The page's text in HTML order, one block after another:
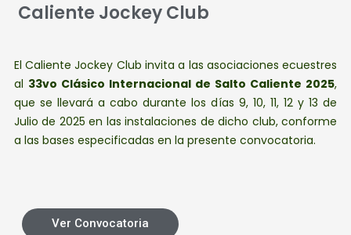
Caliente Jockey Club
El Caliente Jockey Club invita a las asociaciones ecuestres
al 33vo Clásico Internacional de Salto Caliente 2025,
que se llevará a cabo durante los días 9, 10, 11, 12 y 13 de
Julio de 2025 en las instalaciones de dicho club, conforme
a las bases especificadas en la presente convocatoria.
Ver Convocatoria